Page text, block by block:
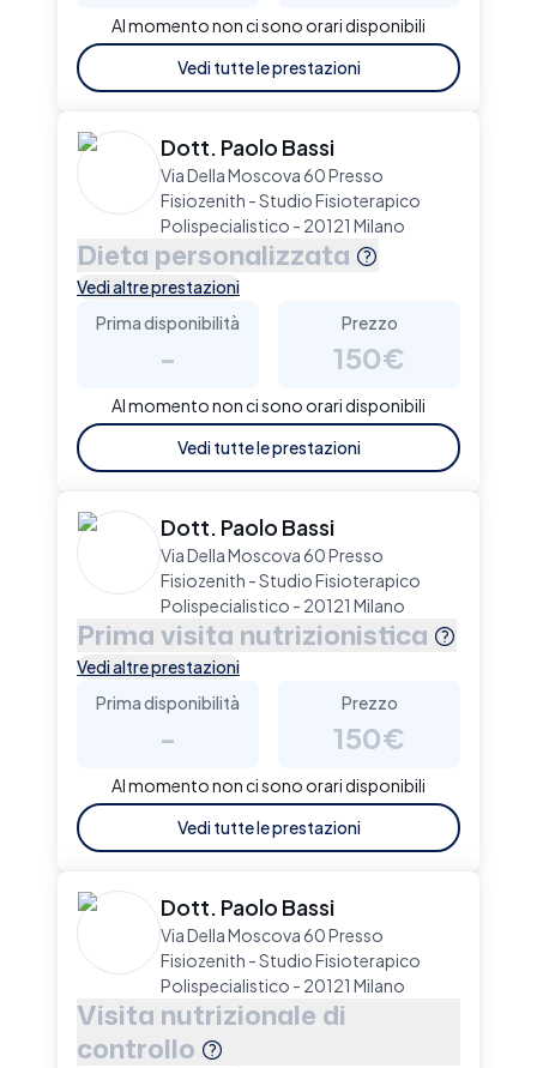
Al momento non ci sono orari disponibili
Vedi tutte le prestazioni
Dott. Paolo Bassi
Via Della Moscova 60 Presso
Fisiozenith - Studio Fisioterapico
Polispecialistico - 20121 Milano
Dieta personalizzata
Vedi altre prestazioni
Prima disponibilità
-
Prezzo
150€
Al momento non ci sono orari disponibili
Vedi tutte le prestazioni
Dott. Paolo Bassi
Via Della Moscova 60 Presso
Fisiozenith - Studio Fisioterapico
Polispecialistico - 20121 Milano
Prima visita nutrizionistica
Vedi altre prestazioni
Prima disponibilità
-
Prezzo
150€
Al momento non ci sono orari disponibili
Vedi tutte le prestazioni
Dott. Paolo Bassi
Via Della Moscova 60 Presso
Fisiozenith - Studio Fisioterapico
Polispecialistico - 20121 Milano
Visita nutrizionale di
controllo